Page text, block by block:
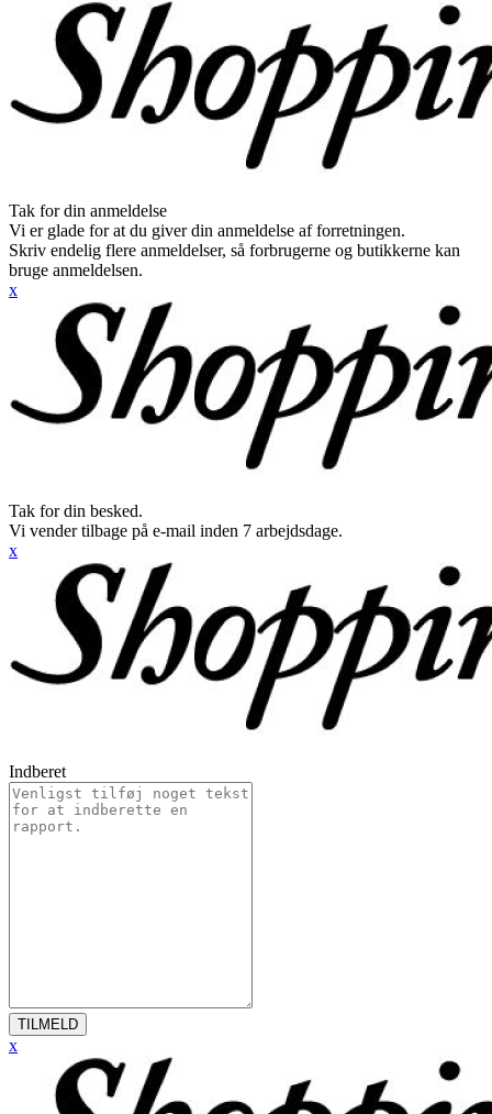
Tak for din anmeldelse
Vi er glade for at du giver din anmeldelse af forretningen.
Skriv endelig flere anmeldelser, så forbrugerne og butikkerne kan
bruge anmeldelsen.
x
Tak for din besked.
Vi vender tilbage på e-mail inden 7 arbejdsdage.
x
Indberet
TILMELD
x